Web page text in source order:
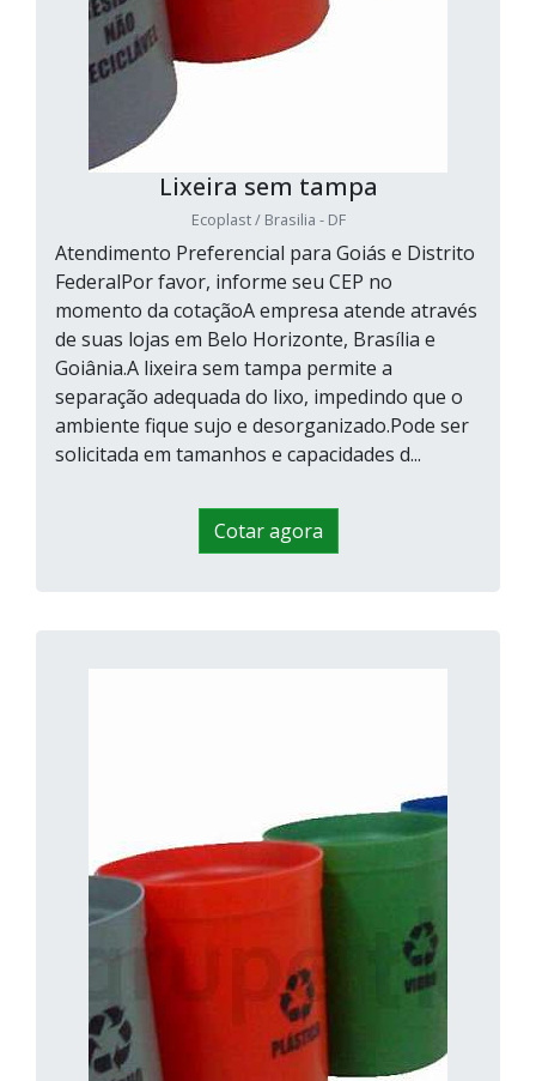
Lixeira sem tampa
Ecoplast / Brasilia - DF
Atendimento Preferencial para Goiás e Distrito
FederalPor favor, informe seu CEP no
momento da cotaçãoA empresa atende através
de suas lojas em Belo Horizonte, Brasília e
Goiânia.A lixeira sem tampa permite a
separação adequada do lixo, impedindo que o
ambiente fique sujo e desorganizado.Pode ser
solicitada em tamanhos e capacidades d...
Cotar agora